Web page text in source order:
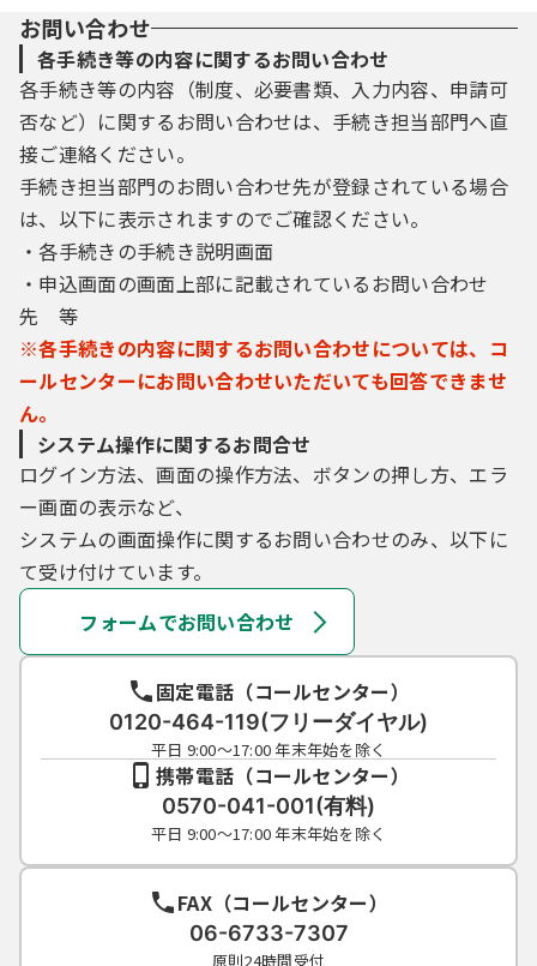
お問い合わせ
各手続き等の内容に関するお問い合わせ
各手続き等の内容（制度、必要書類、入力内容、申請可
否など）に関するお問い合わせは、手続き担当部門へ直
接ご連絡ください。
手続き担当部門のお問い合わせ先が登録されている場合
は、以下に表示されますのでご確認ください。
・各手続きの手続き説明画面
・申込画面の画面上部に記載されているお問い合わせ
先 等
※各手続きの内容に関するお問い合わせについては、コ
ールセンターにお問い合わせいただいても回答できませ
ん。
システム操作に関するお問合せ
ログイン方法、画面の操作方法、ボタンの押し方、エラ
ー画面の表示など、
システムの画面操作に関するお問い合わせのみ、以下に
て受け付けています。
フォームでお問い合わせ
固定電話（コールセンター）
0120-464-119(フリーダイヤル)
平日 9:00～17:00 年末年始を除く
携帯電話（コールセンター）
0570-041-001(有料)
平日 9:00～17:00 年末年始を除く
FAX（コールセンター）
06-6733-7307
原則24時間受付